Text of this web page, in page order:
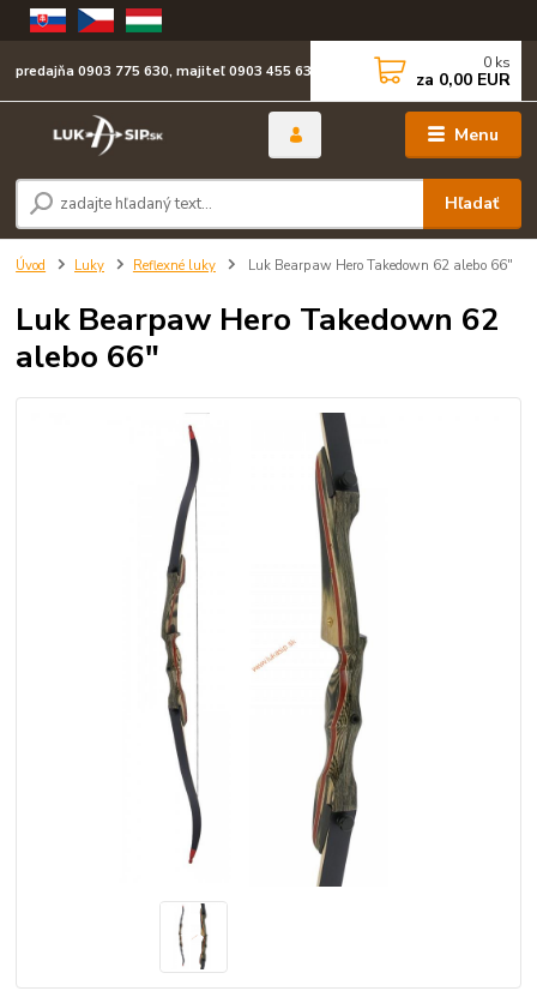
Menu
Hľadať
predajňa 0903 775 630, majiteľ 0903 455 630 0 ks
za 0,00 EUR
Úvod Luky Reflexné luky Luk Bearpaw Hero Takedown 62 alebo 66"
Luk Bearpaw Hero Takedown 62
alebo 66"